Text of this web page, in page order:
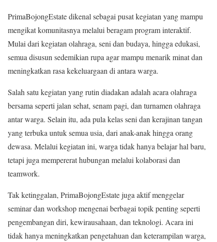
PrimaBojongEstate dikenal sebagai pusat kegiatan yang mampu
mengikat komunitasnya melalui beragam program interaktif.
Mulai dari kegiatan olahraga, seni dan budaya, hingga edukasi,
semua disusun sedemikian rupa agar mampu menarik minat dan
meningkatkan rasa kekeluargaan di antara warga.
Salah satu kegiatan yang rutin diadakan adalah acara olahraga
bersama seperti jalan sehat, senam pagi, dan turnamen olahraga
antar warga. Selain itu, ada pula kelas seni dan kerajinan tangan
yang terbuka untuk semua usia, dari anak-anak hingga orang
dewasa. Melalui kegiatan ini, warga tidak hanya belajar hal baru,
tetapi juga mempererat hubungan melalui kolaborasi dan
teamwork.
Tak ketinggalan, PrimaBojongEstate juga aktif menggelar
seminar dan workshop mengenai berbagai topik penting seperti
pengembangan diri, kewirausahaan, dan teknologi. Acara ini
tidak hanya meningkatkan pengetahuan dan keterampilan warga,